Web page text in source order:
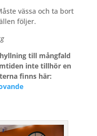
vässa och ta bort
följer.
till mångfald
inte tillhör en
finns här: